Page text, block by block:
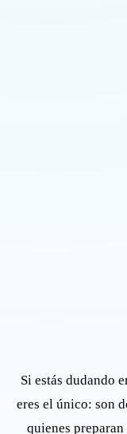
Si estás dudando
eres el único: son
quienes